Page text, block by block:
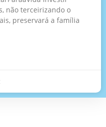
não terceirizando o
preservará a família